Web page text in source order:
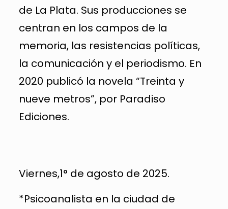
de La Plata. Sus producciones se
centran en los campos de la
memoria, las resistencias políticas,
la comunicación y el periodismo. En
2020 publicó la novela “Treinta y
nueve metros”, por Paradiso
Ediciones.
Viernes,1° de agosto de 2025.
*Psicoanalista en la ciudad de